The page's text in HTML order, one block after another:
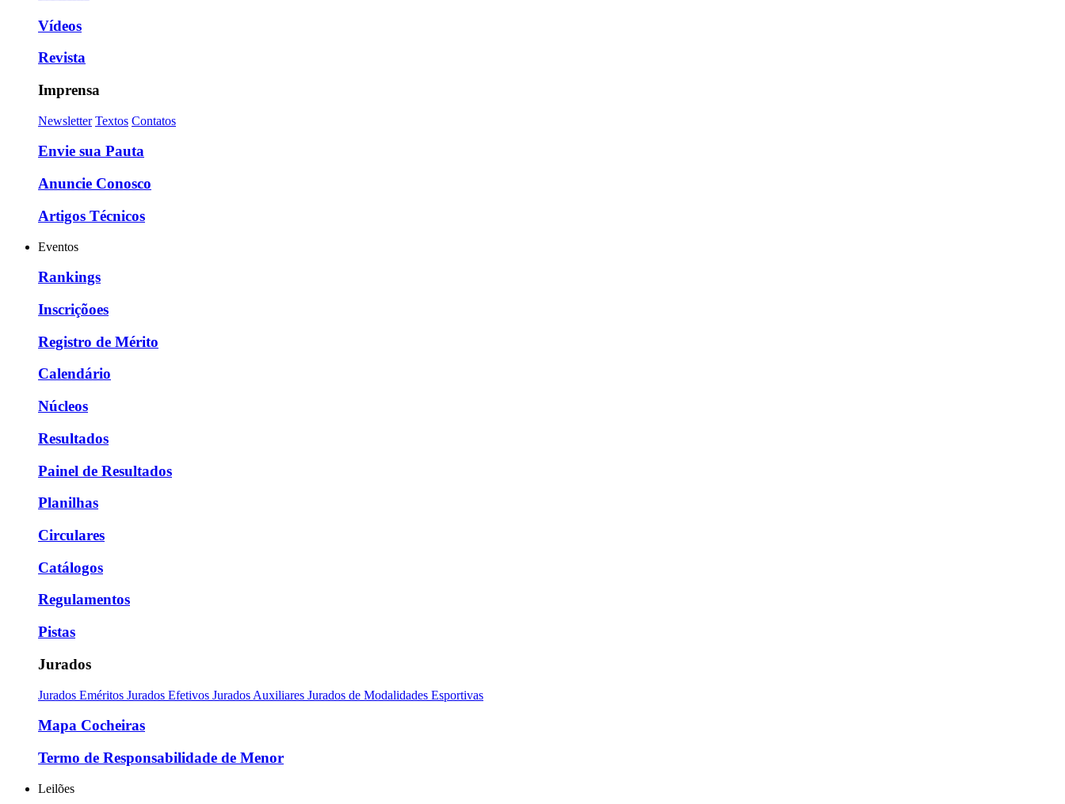
Vídeos
Revista
Imprensa
Newsletter Textos Contatos
Envie sua Pauta
Anuncie Conosco
Artigos Técnicos
Eventos
Rankings
Inscriçõoes
Registro de Mérito
Calendário
Núcleos
Resultados
Painel de Resultados
Planilhas
Circulares
Catálogos
Regulamentos
Pistas
Jurados
Jurados Eméritos Jurados Efetivos Jurados Auxiliares Jurados de Modalidades Esportivas
Mapa Cocheiras
Termo de Responsabilidade de Menor
Leilões